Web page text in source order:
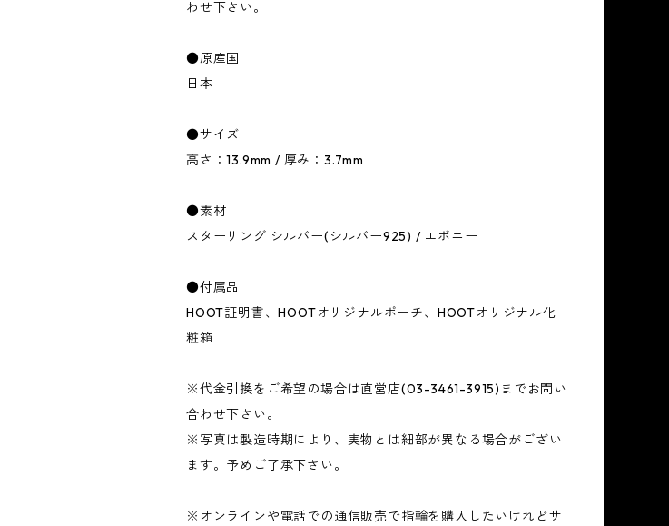
わせ下さい。
●原産国
日本
●サイズ
高さ：13.9mm / 厚み：3.7mm
●素材
スターリング シルバー(シルバー925) / エボニー
●付属品
HOOT証明書、HOOTオリジナルポーチ、HOOTオリジナル化
粧箱
※代金引換をご希望の場合は直営店(03-3461-3915)までお問い
合わせ下さい。
※写真は製造時期により、実物とは細部が異なる場合がござい
ます。予めご了承下さい。
※オンラインや電話での通信販売で指輪を購入したいけれどサ